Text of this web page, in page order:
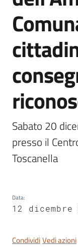
Servizi
Vivere
Dozza
Servizi
line
Tutti
su
Sabato 20
presso il
Toscanella
Data:
12 dicembre
CondividiVedi azioni